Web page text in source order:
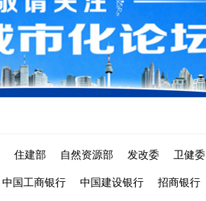
住建部 自然资源部 发改委 卫健委
中国工商银行 中国建设银行 招商银行